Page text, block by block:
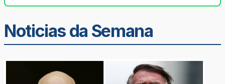
Noticias da Semana